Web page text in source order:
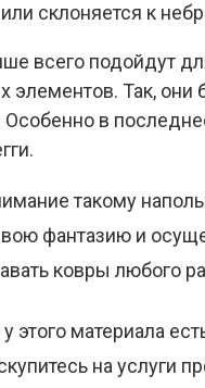
склоняется к
всего подойдут
элементов. Так,
в
такому
фантазию и
ковры любого
этого материала
на услуги